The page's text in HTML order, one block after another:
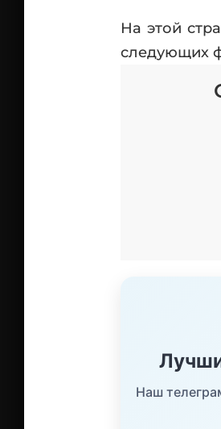
На этой
следующих
Наш